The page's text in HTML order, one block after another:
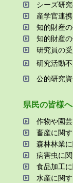
シーズ研
産学官連携
知的財産の
知的財産の
研究員の受
研究活動
公的研究
県⺠の皆様へ
作物や園
畜産に関
森林林業
病害⾍に
⾷品加⼯
⽔産に関